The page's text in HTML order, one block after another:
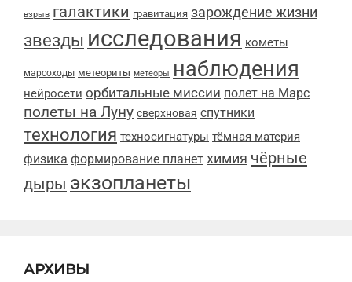
взрыв галактики гравитация зарождение жизни
звезды исследования кометы
марсоходы метеориты метеоры наблюдения
нейросети орбитальные миссии полет на Марс
полеты на Луну сверхновая спутники
технология техносигнатуры тёмная материя
физика формирование планет химия чёрные
дыры экзопланеты
АРХИВЫ